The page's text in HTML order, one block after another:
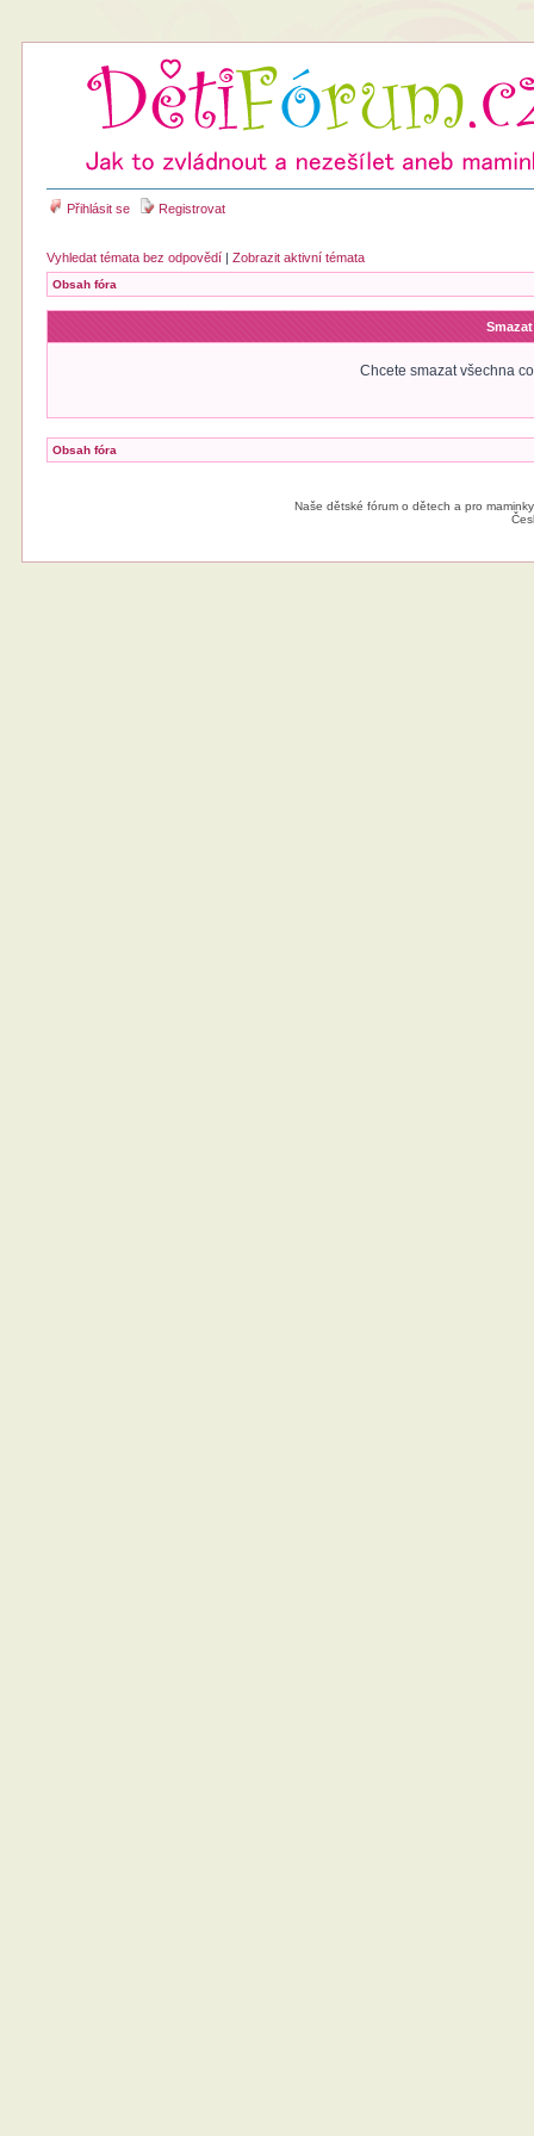
Přihlásit se Registrovat
Vyhledat témata bez odpovědí |Zobrazit aktivní témata
Obsah fóra
Chcete smazat všechna
Obsah fóra
Naše dětské fórum o dětech a pro